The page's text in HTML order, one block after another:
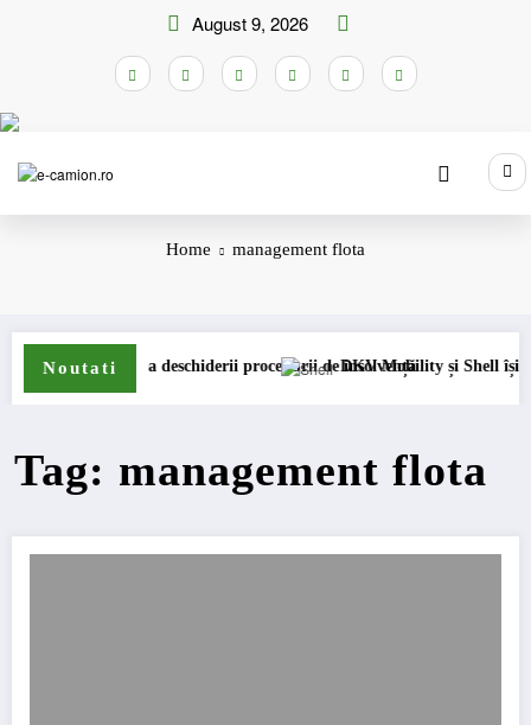
August 9, 2026
Home management flota
Noutati
cererea deschiderii procedurii de insolvențăDKV Mobility și Shell își extind
Tag: management flota